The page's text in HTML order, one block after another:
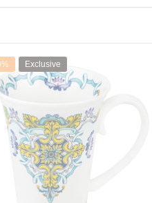
Exclusive